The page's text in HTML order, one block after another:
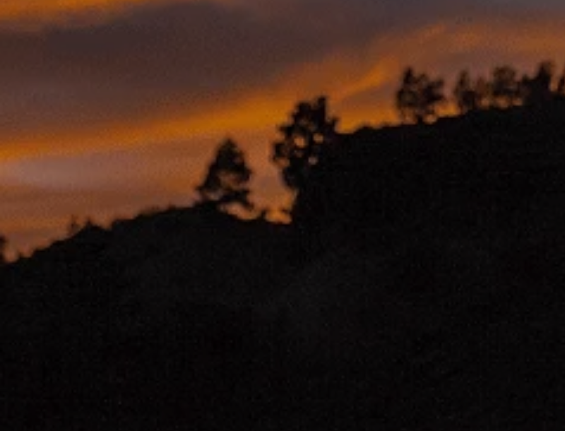
Cookies necesarias
Estas cookies son necesarias para que el sitio web funcione y no se pueden
navegador para bloquear o alertar sobre estas cookies, pero alguna áreas del sitio
información de identificación personal.
Cookies de rendimiento
Estas cookies nos permiten contar las visitas y fuentes de tráfico para poder
ayudan a saber qué páginas son las más o menos visitadas, y cómo los visitantes
estas cookies es agregada y, por lo tanto, es anónima.